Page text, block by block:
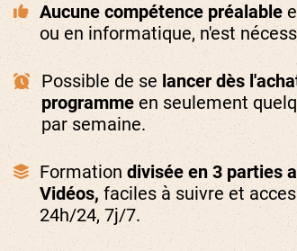
Aucune compétence préalable
ou en informatique, n'est
Possible de se lancer dès
programmeen seulement
par semaine.
Formationdivisée en 3 parties
Vidéos, faciles à suivre et
24h/24, 7j/7.